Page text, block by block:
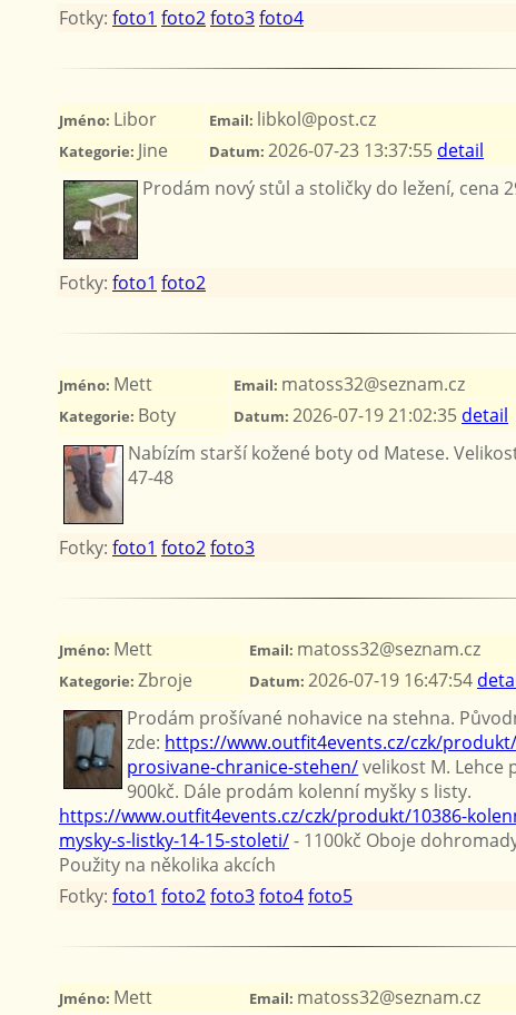
Fotky: foto1 foto2foto3foto4
Jméno: Libor Email: libkol@post.cz
Kategorie: Jine Datum: 2026-07-23 13:37:55 detail
Prodám nový stůl a stoličky do ležení, cena
Fotky: foto1 foto2
Jméno: Mett Email: matoss32@seznam.cz
Kategorie: Boty Datum: 2026-07-19 21:02:35 detail
Nabízím starší kožené boty od Matese.
47-48
Fotky: foto1 foto2foto3
Jméno: Mett Email: matoss32@seznam.cz
Kategorie: Zbroje Datum: 2026-07-19 16:47:54
Prodám prošívané nohavice na stehna.
zde: https://www.outfit4events.cz/czk/
prosivane-chranice-stehen/velikost M. Lehce
900kč. Dále prodám kolenní myšky s listy.
https://www.outfit4events.cz/czk/produkt/10386-
mysky-s-listky-14-15-stoleti/- 1100kč Oboje
Použity na několika akcích
Fotky: foto1 foto2foto3foto4foto5
Jméno: Mett Email: matoss32@seznam.cz